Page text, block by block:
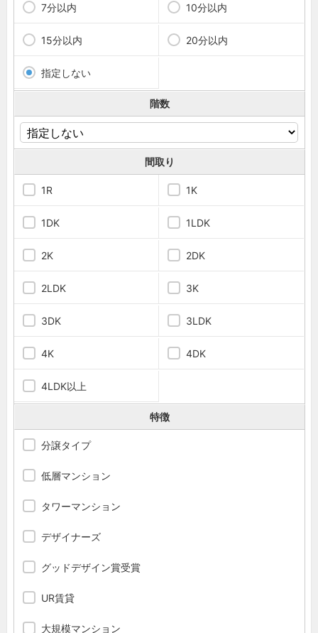
7分以内 10分以内
15分以内 20分以内
指定しない
階数
間取り
1R 1K
1DK 1LDK
2K 2DK
2LDK 3K
3DK 3LDK
4K 4DK
4LDK以上
特徴
分譲タイプ
低層マンション
タワーマンション
デザイナーズ
グッドデザイン賞受賞
UR賃貸
大規模マンション